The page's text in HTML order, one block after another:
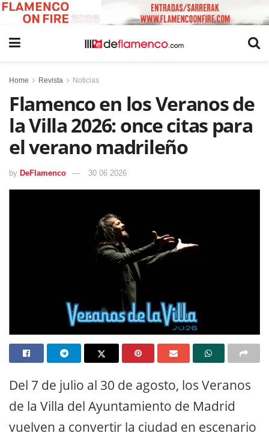
Home Revista Noticias
Flamenco en los Veranos de
la Villa 2026: once citas para
el verano madrileño
by DeFlamenco 30 06 2026
Del 7 de julio al 30 de agosto, los Veranos
de la Villa del Ayuntamiento de Madrid
vuelven a convertir la ciudad en escenario